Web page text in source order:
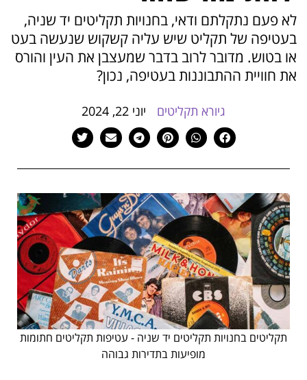
הוסף קו תחתון לקישורים
font_download סמן קישורים
לאפס
את
האפשרויות
cached
לא פעם נתקלתם ודאי, בחנויות תקליטים יד שניה,
בעטיפה של תקליט שיש עליה קשקוש שנעשה בעט
או בטוש. מדובר לרוב בדבר שמעצבן את העין והורס
את חוויית ההתבוננות בעטיפה, נכון?
גיורא תקליטים יוני 22, 2024
תקליטים בחנויות תקליטים יד שניה - עטיפות תקליטים חתומות
מופיעות בתדירות גבוהה